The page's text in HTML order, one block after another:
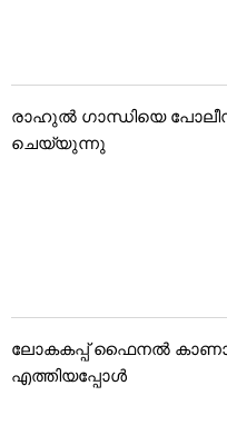
രാഹുൽ ഗാന്ധിയെ
ചെയ്യുന്നു
ലോകകപ്പ് ഫൈനൽ
എത്തിയപ്പോൾ